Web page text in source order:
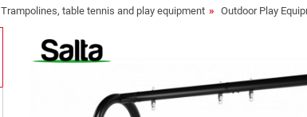
Trampolines, table tennis and play equipment Outdoor Play